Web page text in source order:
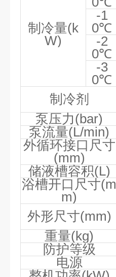
制冷量(k
W)
-1
0℃
-2
0℃
-3
0℃
制冷剂
泵压力(bar)
泵流量(L/min)
外循环接口尺寸
(mm)
储液槽容积(L)
浴槽开口尺寸(m
m)
外形尺寸(mm)
重量(kg)
防护等级
电源